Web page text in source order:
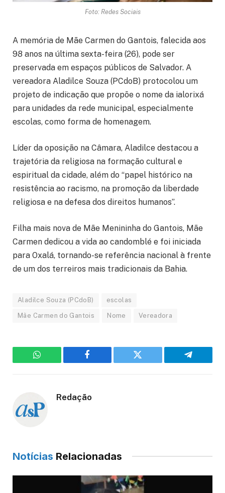
Foto: Redes Sociais
A memória de Mãe Carmen do Gantois, falecida aos
98 anos na última sexta-feira (26), pode ser
preservada em espaços públicos de Salvador. A
vereadora Aladilce Souza (PCdoB) protocolou um
projeto de indicação que propõe o nome da ialorixá
para unidades da rede municipal, especialmente
escolas, como forma de homenagem.
Líder da oposição na Câmara, Aladilce destacou a
trajetória da religiosa na formação cultural e
espiritual da cidade, além do “papel histórico na
resistência ao racismo, na promoção da liberdade
religiosa e na defesa dos direitos humanos”.
Filha mais nova de Mãe Menininha do Gantois, Mãe
Carmen dedicou a vida ao candomblé e foi iniciada
para Oxalá, tornando-se referência nacional à frente
de um dos terreiros mais tradicionais da Bahia.
Aladilce Souza (PCdoB) escolas
Mãe Carmen do Gantois Nome Vereadora
WhatsApp Facebook Twitter Telegram
Redação
Notícias Relacionadas